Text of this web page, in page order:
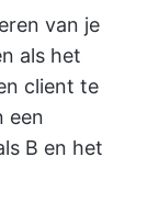
van je
als het
client te
een
B en het